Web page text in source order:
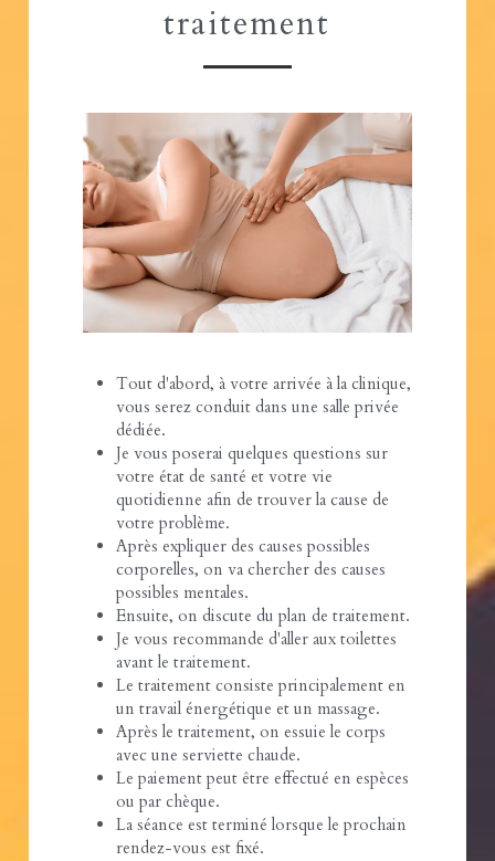
traitement
Tout d'abord, à votre arrivée à la clinique,
vous serez conduit dans une salle privée
dédiée.
Je vous poserai quelques questions sur
votre état de santé et votre vie
quotidienne afin de trouver la cause de
votre problème.
Après expliquer des causes possibles
corporelles, on va chercher des causes
possibles mentales.
Ensuite, on discute du plan de traitement.
Je vous recommande d'aller aux toilettes
avant le traitement.
Le traitement consiste principalement en
un travail énergétique et un massage.
Après le traitement, on essuie le corps
avec une serviette chaude.
Le paiement peut être effectué en espèces
ou par chèque.
La séance est terminé lorsque le prochain
rendez-vous est fixé.